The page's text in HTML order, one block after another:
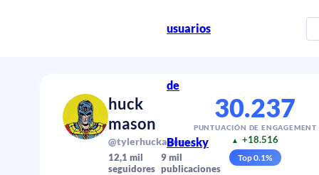
usuarios
de
Bluesky
huck
mason
@tylerhuckabee.bsky.social
12,1 mil
seguidores
9 mil
publicaciones
30.237
PUNTUACIÓN DE ENGAGEMENT
▲ +18.516
Top0.1%